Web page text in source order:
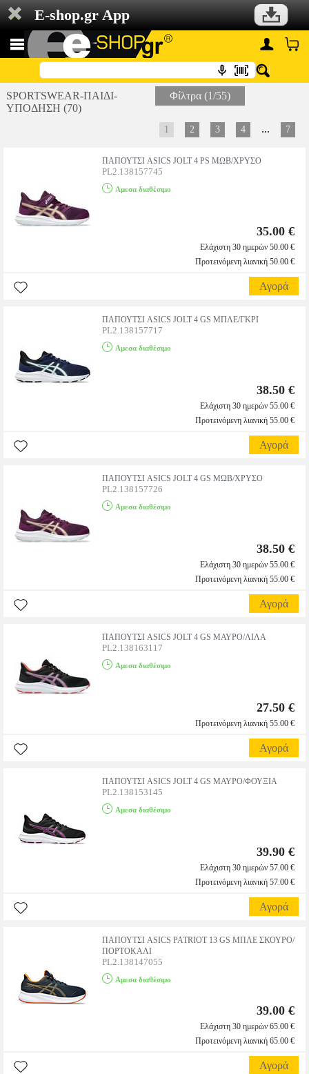
E-shop.gr App
SPORTSWEAR-ΠΑΙΔΙ-
ΥΠΟΔΗΣΗ (70)
Φίλτρα (1/55)
1 2 3 4 ... 7
ΠΑΠΟΥΤΣΙ ASICS JOLT 4 PS ΜΩΒ/ΧΡΥΣΟ
PL2.138157745
Αμεσα διαθέσιμο
35.00 €
Ελάχιστη 30 ημερών 50.00 €
Προτεινόμενη λιανική 50.00 €
Αγορά
ΠΑΠΟΥΤΣΙ ASICS JOLT 4 GS ΜΠΛΕ/ΓΚΡΙ
PL2.138157717
Αμεσα διαθέσιμο
38.50 €
Ελάχιστη 30 ημερών 55.00 €
Προτεινόμενη λιανική 55.00 €
Αγορά
ΠΑΠΟΥΤΣΙ ASICS JOLT 4 GS ΜΩΒ/ΧΡΥΣΟ
PL2.138157726
Αμεσα διαθέσιμο
38.50 €
Ελάχιστη 30 ημερών 55.00 €
Προτεινόμενη λιανική 55.00 €
Αγορά
ΠΑΠΟΥΤΣΙ ASICS JOLT 4 GS ΜΑΥΡΟ/ΛΙΛΑ
PL2.138163117
Αμεσα διαθέσιμο
27.50 €
Προτεινόμενη λιανική 55.00 €
Αγορά
ΠΑΠΟΥΤΣΙ ASICS JOLT 4 GS ΜΑΥΡΟ/ΦΟΥΞΙΑ
PL2.138153145
Αμεσα διαθέσιμο
39.90 €
Ελάχιστη 30 ημερών 57.00 €
Προτεινόμενη λιανική 57.00 €
Αγορά
ΠΑΠΟΥΤΣΙ ASICS PATRIOT 13 GS ΜΠΛΕ ΣΚΟΥΡΟ/
ΠΟΡΤΟΚΑΛΙ
PL2.138147055
Αμεσα διαθέσιμο
39.00 €
Ελάχιστη 30 ημερών 65.00 €
Προτεινόμενη λιανική 65.00 €
Αγορά